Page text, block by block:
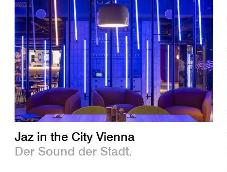
Jaz in the City Vienna
Der Sound der Stadt.